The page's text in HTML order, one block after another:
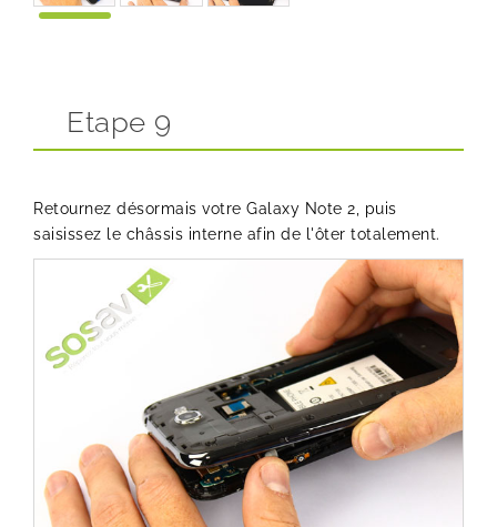
Etape 9
Retournez désormais votre Galaxy Note 2, puis
saisissez le châssis interne afin de l'ôter totalement.